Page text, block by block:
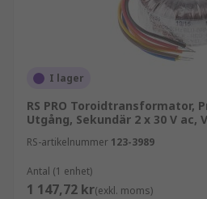
I lager
RS PRO Toroidtransformator,
Utgång, Sekundär 2 x 30 V ac,
RS-artikelnummer 123-3989
Antal (1 enhet)
1 147,72 kr(exkl. moms)